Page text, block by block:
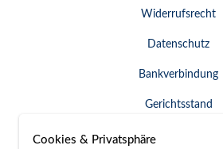
Widerrufsrecht
Datenschutz
Bankverbindung
Gerichtsstand
Widerruf erklären
Cookies & Privatsphäre